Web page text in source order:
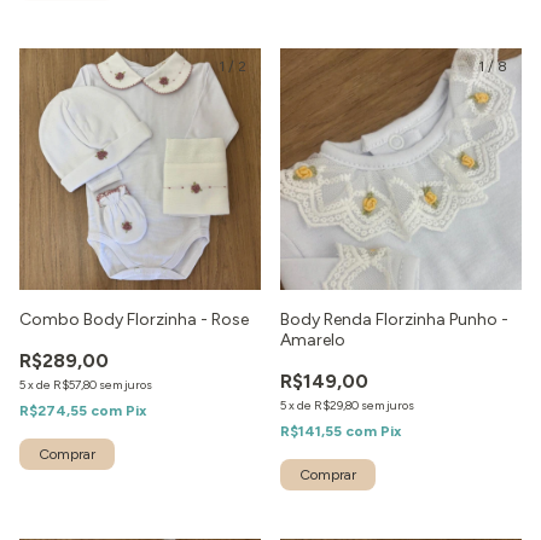
1 / 2
Combo Body Florzinha - Rose
R$289,00
5xde R$57,80 sem juros
R$274,55 com Pix
1/8
Body Renda Florzinha Punho -
Amarelo
R$149,00
5xde R$29,80 sem juros
R$141,55 com Pix